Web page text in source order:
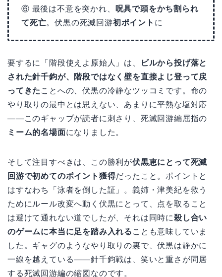
⑥ 最後は不意を突かれ、
呪具で頭をかち割られ
て死亡。伏黒の死滅回游初ポイント に
要するに「階段使えよ原始人」は、
ビルから投げ落と
された針千鈞が、階段ではなく壁を直接よじ登って戻
ってきた ことへの、伏黒の冷静なツッコミです。命の
やり取りの最中とは思えない、あまりに平熱な塩対応
——このギャップが読者に刺さり、死滅回游編屈指の
ミーム的名場面になりました。
そして注目すべきは、この勝利が伏黒恵にとって死滅
回游で初めてのポイント獲得だったこと。ポイントと
はすなわち「泳者を倒した証」。義姉・津美紀を救う
ためにルール改変へ動く伏黒にとって、点を取ること
は避けて通れない道でしたが、それは同時に殺し合い
のゲームに本当に足を踏み入れる ことも意味していま
した。ギャグのようなやり取りの裏で、伏黒は静かに
一線を越えている——針千鈞戦は、笑いと重さが同居
する死滅回游編の縮図なのです。